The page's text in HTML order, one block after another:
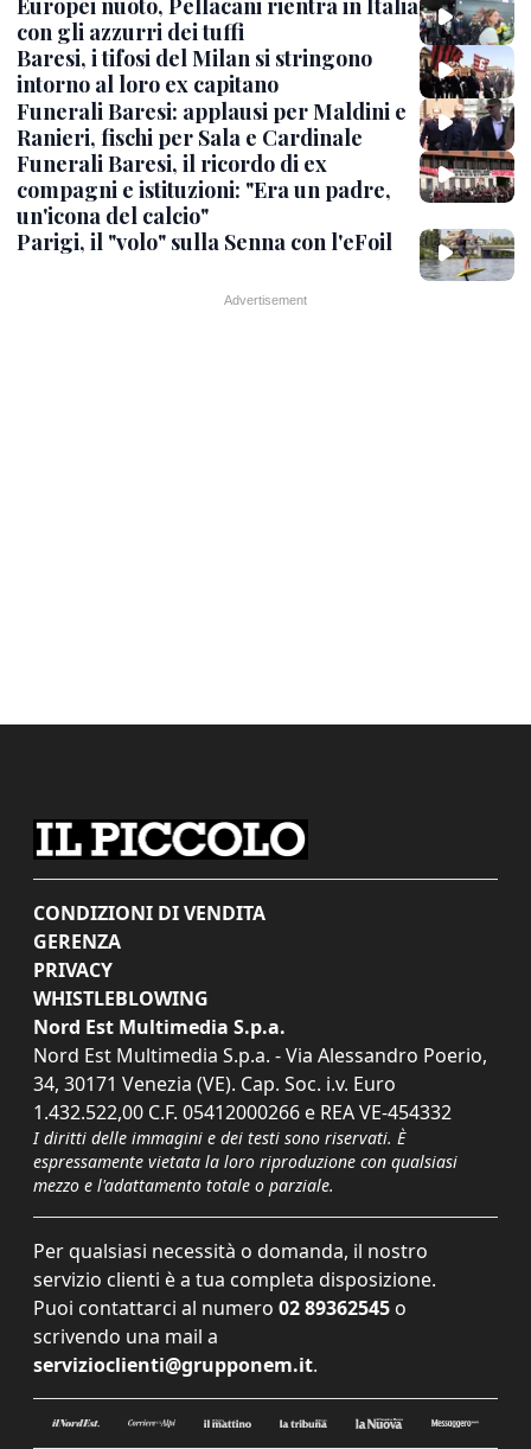
Europei nuoto, Pellacani rientra in Italia
con gli azzurri dei tuffi
Baresi, i tifosi del Milan si stringono
intorno al loro ex capitano
Funerali Baresi: applausi per Maldini e
Ranieri, fischi per Sala e Cardinale
Funerali Baresi, il ricordo di ex
compagni e istituzioni: "Era un padre,
un'icona del calcio"
Parigi, il "volo" sulla Senna con l'eFoil
CONDIZIONI DI VENDITA
GERENZA
PRIVACY
WHISTLEBLOWING
Nord Est Multimedia S.p.a.
Nord Est Multimedia S.p.a. - Via Alessandro Poerio,
34, 30171 Venezia (VE). Cap. Soc. i.v. Euro
1.432.522,00 C.F. 05412000266 e REA VE-454332
I diritti delle immagini e dei testi sono riservati. È
espressamente vietata la loro riproduzione con qualsiasi
mezzo e l'adattamento totale o parziale.
Per qualsiasi necessità o domanda, il nostro
servizio clienti è a tua completa disposizione.
Puoi contattarci al numero 02 89362545 o
scrivendo una mail a
servizioclienti@grupponem.it.